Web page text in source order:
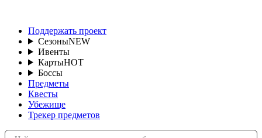
Поддержать проект
СезоныNEW
Ивенты
КартыHOT
Боссы
Предметы
Квесты
Убежище
Трекер предметов